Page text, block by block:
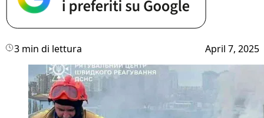
3 min di lettura April 7, 2025